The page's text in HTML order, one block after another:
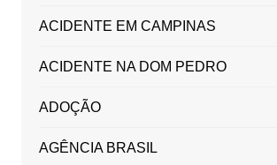
ACIDENTE EM CAMPINAS
ACIDENTE NA DOM PEDRO
ADOÇÃO
AGÊNCIA BRASIL